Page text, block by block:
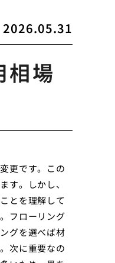
2026.05.31
相場
更です。この
す。しかし、
とを理解して
フローリング
グを選べば材
次に重要なの